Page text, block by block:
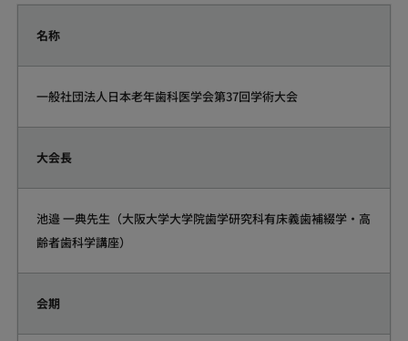
名称
一般社団法人日本老年歯科医学会第37回学術大会
大会長
池邉 一典先生（大阪大学大学院歯学研究科有床義歯補綴学・高
齢者歯科学講座）
会期